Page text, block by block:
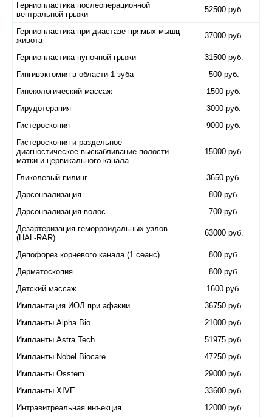
Герниопластика послеоперационной
вентральной грыжи
52500 руб.
Герниопластика при диастазе прямых мышц
живота
37000 руб.
Герниопластика пупочной грыжи
31500 руб.
Гингивэктомия в области 1 зуба
500 руб.
Гинекологический массаж
1500 руб.
Гирудотерапия
3000 руб.
Гистероскопия
9000 руб.
Гистероскопия и раздельное
диагностическое выскабливание полости
матки и цервикального канала
15000 руб.
Гликолевый пилинг
3650 руб.
Дарсонвализация
800 руб.
Дарсонвализация волос
700 руб.
Дезартеризация геморроидальных узлов
(HAL-RAR)
63000 руб.
Депофорез корневого канала (1 сеанс)
800 руб.
Дерматоскопия
800 руб.
Детский массаж
1600 руб.
Имплантация ИОЛ при афакии
36750 руб.
Импланты Alpha Bio
21000 руб.
Импланты Astra Tech
51975 руб.
Импланты Nobel Biocare
47250 руб.
Импланты Osstem
29000 руб.
Импланты XIVE
33600 руб.
Интравитреальная инъекция
12000 руб.